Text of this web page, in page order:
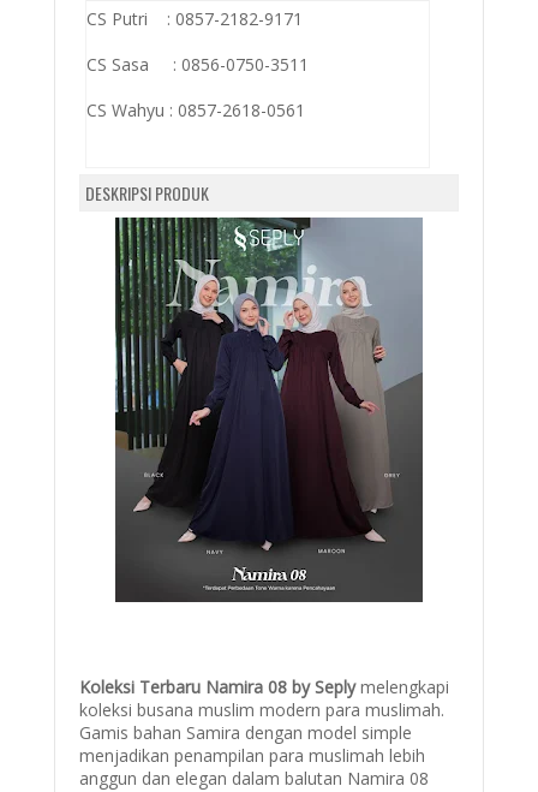
CS Putri : 0857-2182-9171
CS Sasa : 0856-0750-3511
CS Wahyu : 0857-2618-0561
DESKRIPSI PRODUK
Koleksi Terbaru Namira 08 by Seplymelengkapi
koleksi busana muslim modern para muslimah.
Gamis bahan Samira dengan model simple
menjadikan penampilan para muslimah lebih
anggun dan elegan dalam balutan Namira 08